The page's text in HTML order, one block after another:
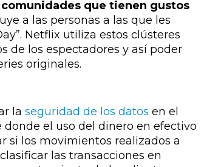
que tienen gustos
a las personas a las que les
Netflix utiliza estos clústeres
de los espectadores y así poder
originales.
la seguridad de los datos en el
donde el uso del dinero en efectivo
si los movimientos realizados a
las transacciones en